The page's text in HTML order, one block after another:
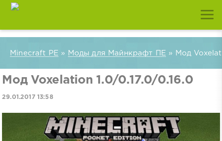
Minecraft PE » Моды для Майнкрафт ПЕ » Мод
Мод Voxelation 1.0/0.17.0/0.16.0
29.01.2017 13:58